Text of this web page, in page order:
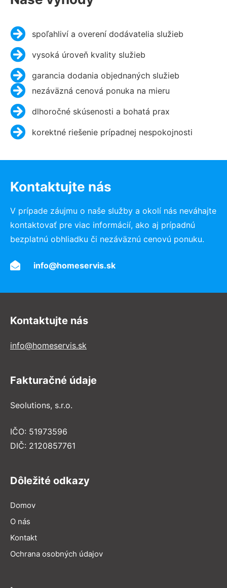
spoľahliví a overení dodávatelia služieb
vysoká úroveň kvality služieb
garancia dodania objednaných služieb
nezáväzná cenová ponuka na mieru
dlhoročné skúsenosti a bohatá prax
korektné riešenie prípadnej nespokojnosti
Kontaktujte nás
V prípade záujmu o naše služby a okolí nás neváhajte
kontaktovať pre viac informácií, ako aj prípadnú
bezplatnú obhliadku či nezáväznú cenovú ponuku.
info@homeservis.sk
Kontaktujte nás
info@homeservis.sk
Fakturačné údaje
Seolutions, s.r.o.
IČO: 51973596
DIČ: 2120857761
Dôležité odkazy
Domov
O nás
Kontakt
Ochrana osobných údajov